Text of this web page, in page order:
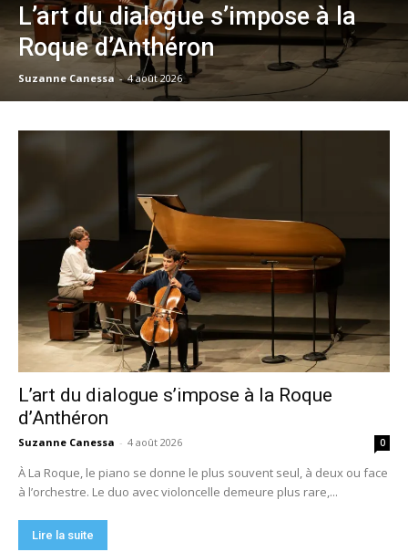
L’art du dialogue s’impose à la
Roque d’Anthéron
Suzanne Canessa - 4 août 2026
L’art du dialogue s’impose à la Roque
d’Anthéron
Suzanne Canessa - 4 août 2026 0
À La Roque, le piano se donne le plus souvent seul, à deux ou face
à l’orchestre. Le duo avec violoncelle demeure plus rare,...
Lire la suite